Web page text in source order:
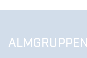
ALMGRUPPEN